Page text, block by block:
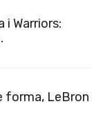
i Warriors:
forma, LeBron